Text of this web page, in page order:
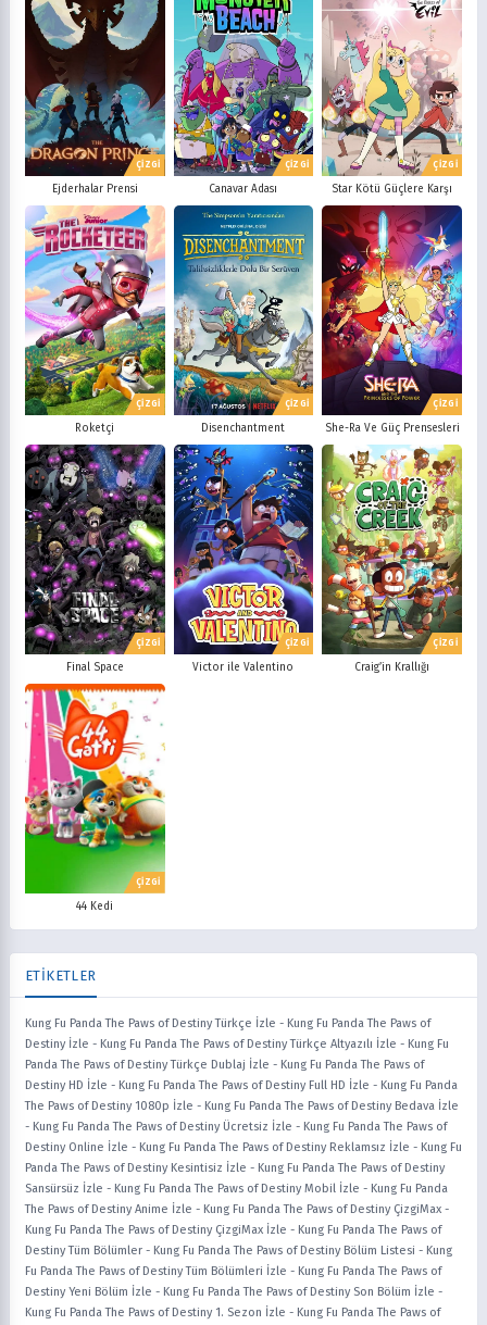
ÇİZGİ
Ejderhalar Prensi
ÇİZGİ
Canavar Adası
ÇİZGİ
Star Kötü Güçlere Karşı
ÇİZGİ
Roketçi
ÇİZGİ
Disenchantment
ÇİZGİ
She-Ra Ve Güç Prensesleri
ÇİZGİ
Final Space
ÇİZGİ
Victor ile Valentino
ÇİZGİ
Craig’in Krallığı
ÇİZGİ
44 Kedi
ETİKETLER
Kung Fu Panda The Paws of Destiny Türkçe İzle - Kung Fu Panda The Paws of
Destiny İzle - Kung Fu Panda The Paws of Destiny Türkçe Altyazılı İzle - Kung Fu
Panda The Paws of Destiny Türkçe Dublaj İzle - Kung Fu Panda The Paws of
Destiny HD İzle - Kung Fu Panda The Paws of Destiny Full HD İzle - Kung Fu Panda
The Paws of Destiny 1080p İzle - Kung Fu Panda The Paws of Destiny Bedava İzle
- Kung Fu Panda The Paws of Destiny Ücretsiz İzle - Kung Fu Panda The Paws of
Destiny Online İzle - Kung Fu Panda The Paws of Destiny Reklamsız İzle - Kung Fu
Panda The Paws of Destiny Kesintisiz İzle - Kung Fu Panda The Paws of Destiny
Sansürsüz İzle - Kung Fu Panda The Paws of Destiny Mobil İzle - Kung Fu Panda
The Paws of Destiny Anime İzle - Kung Fu Panda The Paws of Destiny ÇizgiMax -
Kung Fu Panda The Paws of Destiny ÇizgiMax İzle - Kung Fu Panda The Paws of
Destiny Tüm Bölümler - Kung Fu Panda The Paws of Destiny Bölüm Listesi - Kung
Fu Panda The Paws of Destiny Tüm Bölümleri İzle - Kung Fu Panda The Paws of
Destiny Yeni Bölüm İzle - Kung Fu Panda The Paws of Destiny Son Bölüm İzle -
Kung Fu Panda The Paws of Destiny 1. Sezon İzle - Kung Fu Panda The Paws of